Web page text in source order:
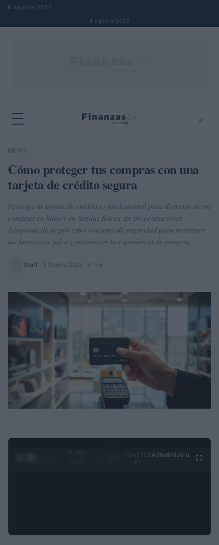
Saltar al contenido
8 agosto 2026
8 agosto 2026
⌕
Buscar
NEWS
Cómo proteger tus compras con una
tarjeta de crédito segura
Proteger tu tarjeta de crédito es fundamental para disfrutar de tus
compras en línea y en tiendas físicas sin preocupaciones.
Asegúrate de seguir estos consejos de seguridad para mantener
tus finanzas a salvo y maximizar tu experiencia de compra.
Staff 3 febrero 2026 · 4 min
0:29 /
Ad hubMedia